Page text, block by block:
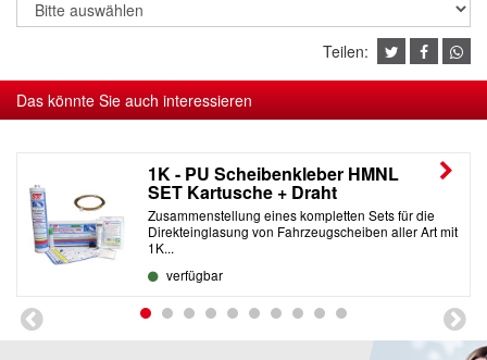
Teilen:
Das könnte Sie auch interessieren
1K - PU Scheibenkleber HMNL
SET Kartusche + Draht
Zusammenstellung eines kompletten Sets für die
Direkteinglasung von Fahrzeugscheiben aller Art mit
1K...
verfügbar